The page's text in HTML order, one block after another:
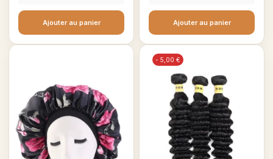
Ajouter au panier Ajouter au panier
- 5,00 €